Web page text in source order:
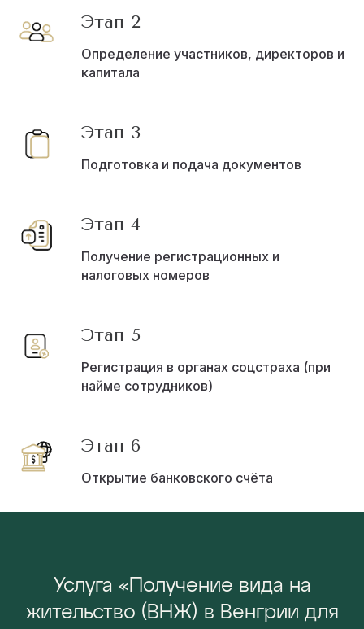
Этап 2
Определение участников, директоров и
капитала
Этап 3
Подготовка и подача документов
Этап 4
Получение регистрационных и
налоговых номеров
Этап 5
Регистрация в органах соцстраха (при
найме сотрудников)
Этап 6
Открытие банковского счёта
Услуга «Получение вида на
жительство (ВНЖ) в Венгрии для